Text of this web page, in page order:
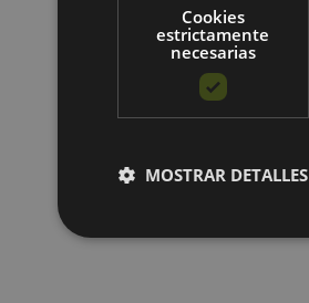
Cookies
estrictamente
necesarias
MOSTRAR DETALLES